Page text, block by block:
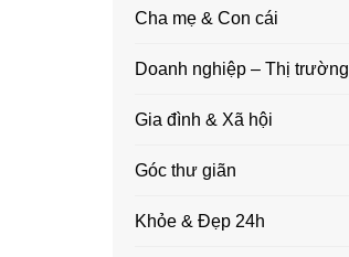
Cha mẹ & Con cái
Doanh nghiệp – Thị trường
Gia đình & Xã hội
Góc thư giãn
Khỏe & Đẹp 24h